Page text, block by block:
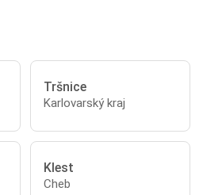
Tršnice
Karlovarský kraj
Klest
Cheb